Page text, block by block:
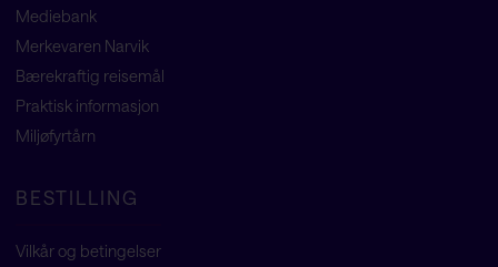
Mediebank
Merkevaren Narvik
Bærekraftig reisemål
Praktisk informasjon
Miljøfyrtårn
BESTILLING
Vilkår og betingelser